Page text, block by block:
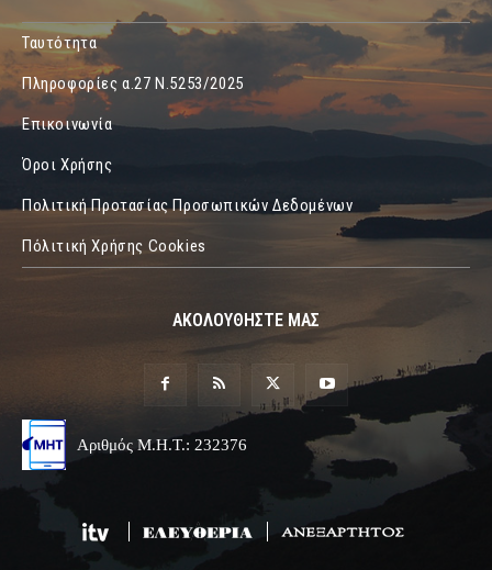
Ταυτότητα
Πληροφορίες α.27 Ν.5253/2025
Επικοινωνία
Όροι Χρήσης
Πολιτική Προτασίας Προσωπικών Δεδομένων
Πόλιτική Χρήσης Cookies
ΑΚΟΛΟΥΘΗΣΤΕ ΜΑΣ
Αριθμός Μ.Η.Τ.: 232376